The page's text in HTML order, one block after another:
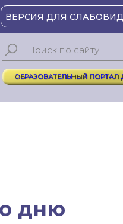
ВЕРСИЯ ДЛЯ
ОБРАЗОВАТЕЛЬНЫЙ ПОРТАЛ
дню